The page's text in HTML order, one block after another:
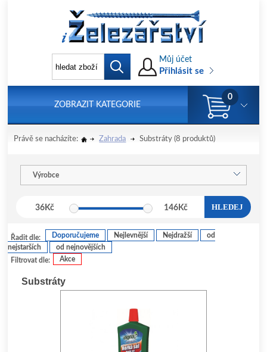
Můj účet
Přihlásit se
ZOBRAZIT KATEGORIE
0
Právě se nacházíte: Zahrada Substráty (8 produktů)
Výrobce
36Kč 146 Kč HLEDEJ
Filtrovat dle: Akce
Řadit dle: Doporučujeme Nejlevnější Nejdražší
od
nejstarších
od nejnovějších
Substráty